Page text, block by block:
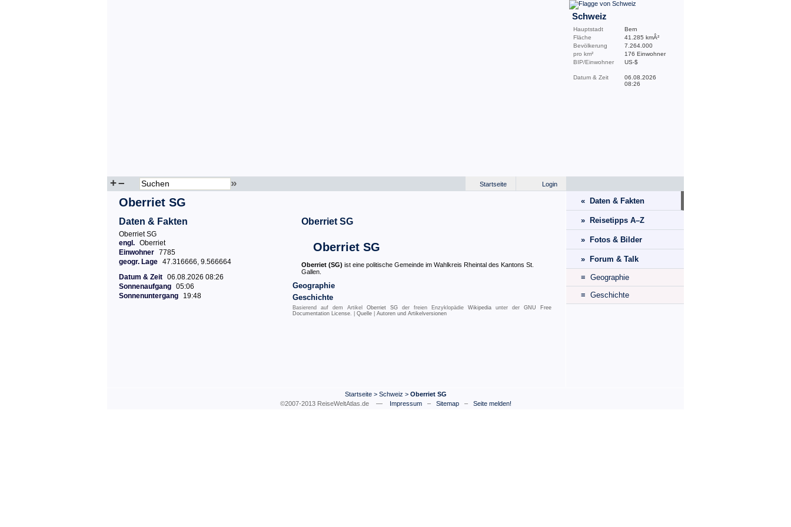
Schweiz
Hauptstadt
Bern
Fläche
41.285 kmÂ²
Bevölkerung
7.264.000
pro km²
176 Einwohner
BIP/Einwohner
US-$
Datum & Zeit
06.08.2026
08:26
+– » Login
Startseite
Oberriet SG
Daten & Fakten
Oberriet SG
engl. Oberriet
Einwohner 7785
geogr. Lage 47.316666, 9.566664
Datum & Zeit 06.08.2026 08:26
Sonnenaufgang 05:06
Sonnenuntergang
19:48
Oberriet SG
Oberriet SG
Oberriet (SG) ist eine politische Gemeinde im Wahlkreis Rheintal des Kantons St.
Gallen.
Geographie
Geschichte
Basierend auf dem Artikel Oberriet SG der freien Enzyklopädie Wikipedia unter der GNU Free
Documentation License. | Quelle Autoren und Artikelversionen
« Daten & Fakten
» Reisetipps A–Z
» Fotos & Bilder
» Forum & Talk
≡ Geographie
≡ Geschichte
Startseite> Schweiz > Oberriet SG
©2007-2013 ReiseWeltAtlas.de —
Impressum– Sitemap– Seite melden!